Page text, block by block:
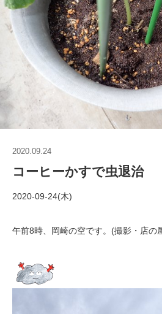
2020.09.24
コーヒーかすで虫退治
2020-09-24(木)
午前8時、岡崎の空です。(撮影・店の